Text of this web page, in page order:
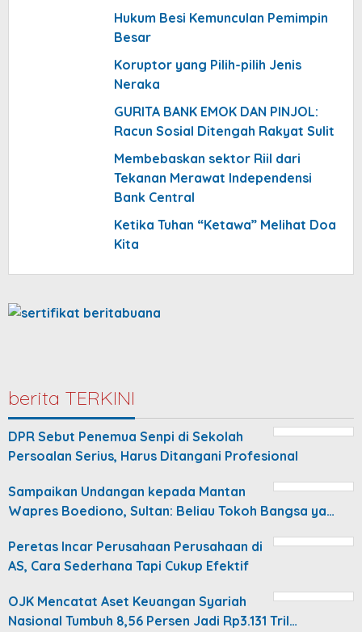
Hukum Besi Kemunculan Pemimpin
Besar
Koruptor yang Pilih-pilih Jenis
Neraka
GURITA BANK EMOK DAN PINJOL:
Racun Sosial Ditengah Rakyat Sulit
Membebaskan sektor Riil dari
Tekanan Merawat Independensi
Bank Central
Ketika Tuhan “Ketawa” Melihat Doa
Kita
berita TERKINI
DPR Sebut Penemua Senpi di Sekolah
Persoalan Serius, Harus Ditangani Profesional
Sampaikan Undangan kepada Mantan
Wapres Boediono, Sultan: Beliau Tokoh Bangsa ya…
Peretas Incar Perusahaan Perusahaan di
AS, Cara Sederhana Tapi Cukup Efektif
OJK Mencatat Aset Keuangan Syariah
Nasional Tumbuh 8,56 Persen Jadi Rp3.131 Tril…